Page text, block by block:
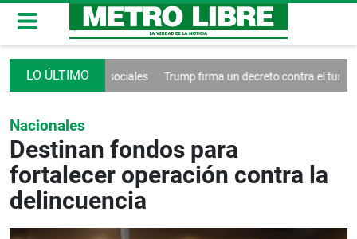
de las redes sociales Trump firma un decreto contra el turismo
Nacionales
Destinan fondos para
fortalecer operación contra la
delincuencia